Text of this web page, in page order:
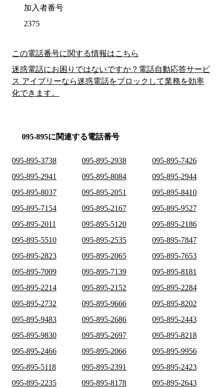
加入者番号
2375
この電話番号に関する情報はこちら
迷惑電話にお困りではないですか？電話自動応答サービ
ス アイブリーなら迷惑電話をブロックして業務を効率
化できます。
095-895に関連する電話番号
095-895-3738 095-895-2938
095-895-7426
095-895-2941
095-895-8084
095-895-2944
095-895-8037
095-895-2051
095-895-8410
095-895-7154
095-895-2167
095-895-9527
095-895-2011
095-895-5120
095-895-2186
095-895-5510
095-895-2535
095-895-7847
095-895-2823
095-895-2065
095-895-7653
095-895-7009
095-895-7139
095-895-8181
095-895-2214
095-895-2152
095-895-2284
095-895-2732
095-895-9666
095-895-8202
095-895-9483
095-895-2686
095-895-2443
095-895-9830
095-895-2697
095-895-8218
095-895-2466
095-895-2066
095-895-9956
095-895-5118
095-895-2391
095-895-2423
095-895-2235
095-895-8178
095-895-2643